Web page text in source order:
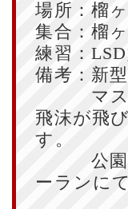
場所：榴
集合：榴
練習：
備考：新
マスク
飛沫が飛
す。
公園内
ーランに